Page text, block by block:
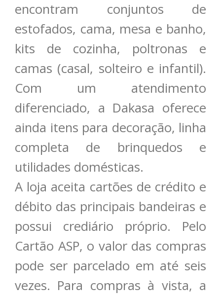
encontram conjuntos de
estofados, cama, mesa e banho,
kits de cozinha, poltronas e
camas (casal, solteiro e infantil).
Com um atendimento
diferenciado, a Dakasa oferece
ainda itens para decoração, linha
completa de brinquedos e
utilidades domésticas.
A loja aceita cartões de crédito e
débito das principais bandeiras e
possui crediário próprio. Pelo
Cartão ASP, o valor das compras
pode ser parcelado em até seis
vezes. Para compras à vista, a